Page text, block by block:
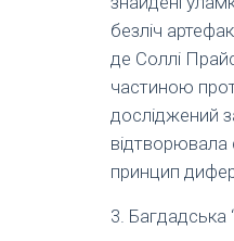
безліч
де Соллі
частиною
досліджений
відтворювала
принцип
3. Багдадська